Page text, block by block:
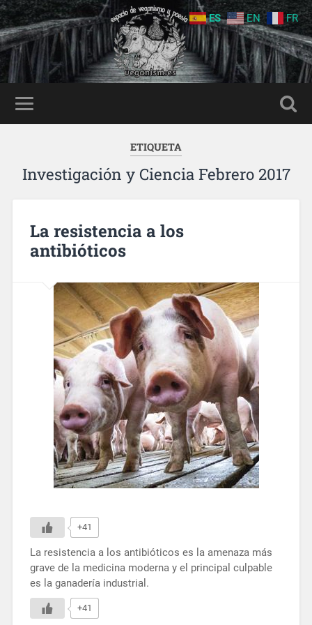
ETIQUETA
Investigación y Ciencia Febrero 2017
La resistencia a los
antibióticos
+41
La resistencia a los antibióticos es la amenaza más
grave de la medicina moderna y el principal culpable
es la ganadería industrial.
+41
ES EN FR